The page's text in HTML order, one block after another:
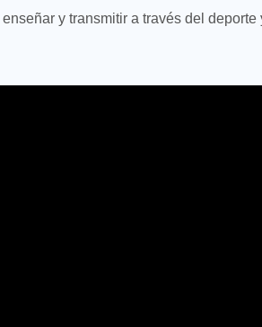
y transmitir a través del